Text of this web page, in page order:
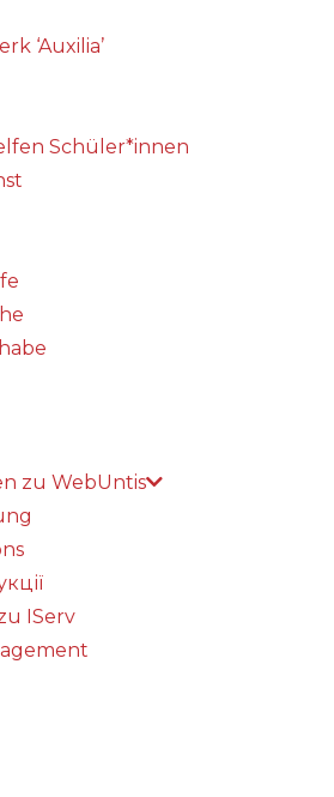
‘Auxilia’
Schüler*innen
zu WebUntis
IServ